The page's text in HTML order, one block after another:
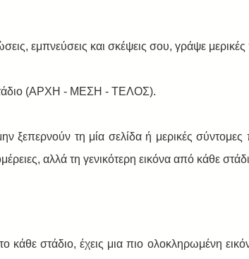
εμπνεύσεις και σκέψεις σου, γράψε μερικές
(ΑΡΧΗ - ΜΕΣΗ - ΤΕΛΟΣ).
αλλά τη γενικότερη εικόνα από κάθε
κάθε στάδιο, έχεις μια πιο ολοκληρωμένη